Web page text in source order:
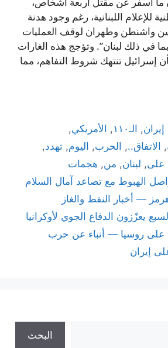
للإعلام اللبنانية، رغم وجود هدنة
واشنطن وطهران لوقف العمليات
في ذلك لبنان”. وتؤجج هذه الغارات
بأن إسرائيل تنتهك شروط التفاهم، مما
إيران, الـ١١٠ , الأمريكي,
, الاتفاق.., الحرب, اليوم, تهدد,
على, لبنان, من, هجمات
الهبوط مع تصاعد آمال السلام
— أخبار النفط والغاز
يعزّزون الدفاع الجوي لأوكرانيا
على روسيا — أنباء عن حرب
إيران
البحث